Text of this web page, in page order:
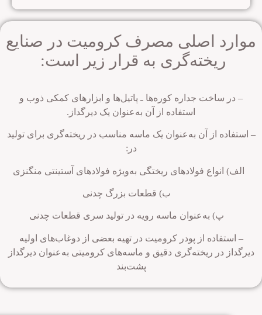
اصلی مصرف کرومیت در صنایع
ریخته‌گری به قرار زیر است:
ساخت جداره کوره‌ها ـ پاتیل‌ها و ابزارهای کمکی ذوب و
استفاده از آن به‌عنوان یک دیرگداز.
از آن به‌عنوان یک ماسه مناسب در ریخته‌گری برای تولید
فولادهای ریختگی به‌ویژه فولادهای آستینتی منگنزی
ب) قطعات بزرگ چدنی
پ) به‌عنوان ماسه رویه در تولید سری قطعات چدنی
از پودر کرومیت در تهیه بعضی از دوغاب‌های اولیه
در ریخته‌گری دقیق و ماسه‌های کرومیتی به‌عنوان دیرگداز
پشت‌بند